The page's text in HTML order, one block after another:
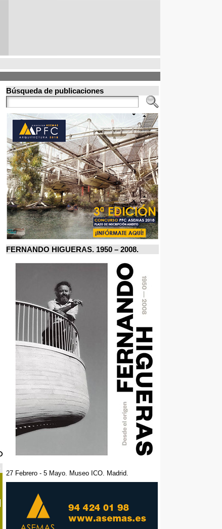
Búsqueda de publicaciones
FERNANDO HIGUERAS. 1950 – 2008.
27 Febrero - 5 Mayo. Museo ICO. Madrid.